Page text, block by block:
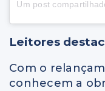
Um post
Leitores
Com o
conhecem a